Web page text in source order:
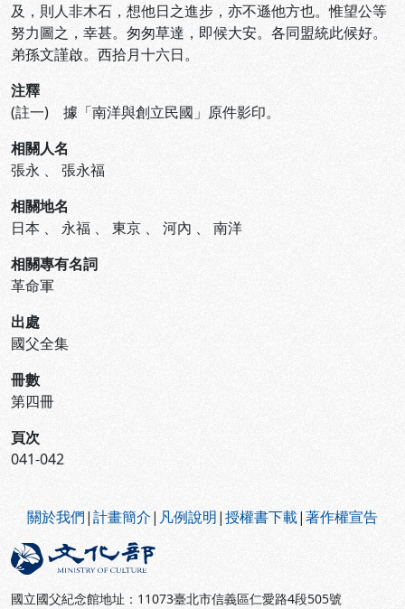
及，則人非木石，想他日之進步，亦不遜他方也。惟望公等
努力圖之，幸甚。匆匆草達，即候大安。各同盟統此候好。
弟孫文謹啟。西拾月十六日。
注釋
(註一) 據「南洋與創立民國」原件影印。
相關人名
張永 、 張永福
相關地名
日本 、 永福 、 東京 、 河內 、 南洋
相關專有名詞
革命軍
出處
國父全集
冊數
第四冊
頁次
041-042
關於我們|計畫簡介| 凡例說明|授權書下載|著作權宣告
國立國父紀念館地址：11073臺北市信義區仁愛路4段505號